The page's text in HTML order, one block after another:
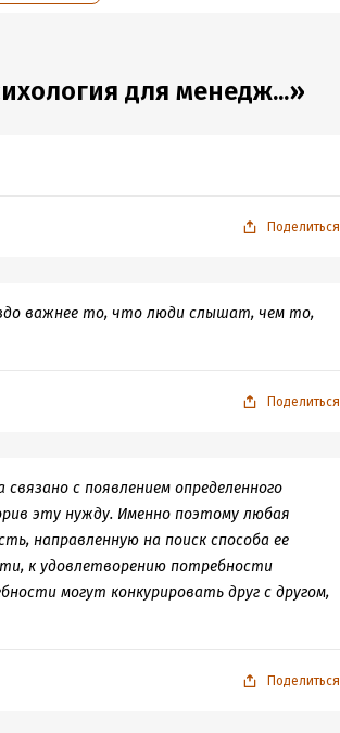
для менедж...»
Поделиться
важнее то, что люди слышат, чем то,
Поделиться
с появлением определенного
эту нужду. Именно поэтому любая
направленную на поиск способа ее
к удовлетворению потребности
могут конкурировать друг с другом,
Поделиться